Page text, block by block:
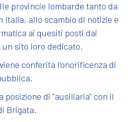
provincie lombarde tanto da
Italia, allo scambio di notizie e
ai quesiti posti dai
sito loro dedicato.
conferita l’onorificenza di
posizione di "ausiliaria" con il
Brigata.